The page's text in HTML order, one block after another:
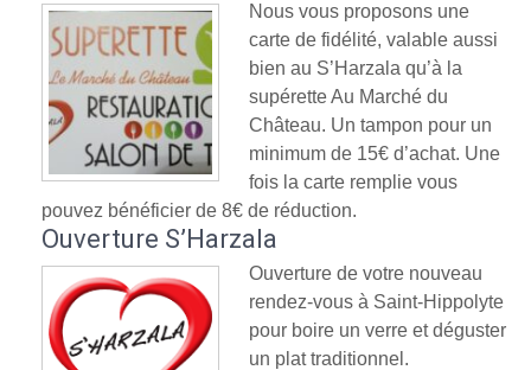
Nous vous proposons une
carte de fidélité, valable aussi
bien au S’Harzala qu’à la
supérette Au Marché du
Château. Un tampon pour un
minimum de 15€ d’achat. Une
fois la carte remplie vous
pouvez bénéficier de 8€ de réduction.
Ouverture S’Harzala
Ouverture de votre nouveau
rendez-vous à Saint-Hippolyte
pour boire un verre et déguster
un plat traditionnel.